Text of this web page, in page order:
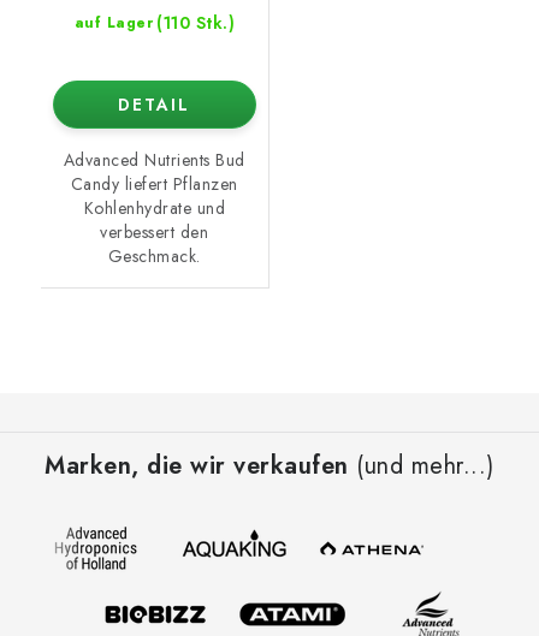
auf Lager (110 Stk.)
DETAIL
Advanced Nutrients Bud
Candy liefert Pflanzen
Kohlenhydrate und
verbessert den
Geschmack.
Marken, die wir verkaufen (und mehr...)